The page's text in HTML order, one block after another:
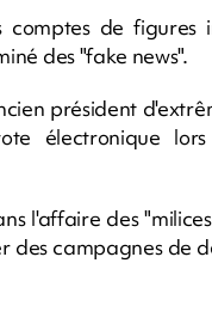
de figures
des "fake news".
président
électronique
l'affaire des
des campagnes de